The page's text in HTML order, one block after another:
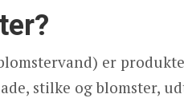
er
stilke og blomster,